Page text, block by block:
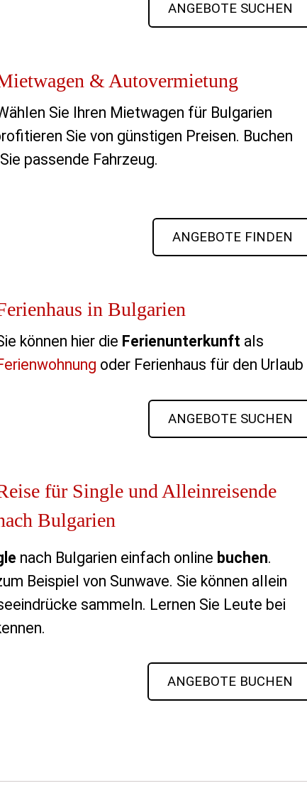
ANGEBOTE SUCHEN
& Autovermietung
Sie Ihren Mietwagen für Bulgarien
Sie von günstigen Preisen. Buchen
passende Fahrzeug.
ANGEBOTE FINDEN
in Bulgarien
können hier die Ferienunterkunft als
oder Ferienhaus für den Urlaub
ANGEBOTE SUCHEN
für Single und Alleinreisende
Bulgarien
nach Bulgarien einfach online buchen.
Beispiel von Sunwave. Sie können allein
sammeln. Lernen Sie Leute bei
ANGEBOTE BUCHEN